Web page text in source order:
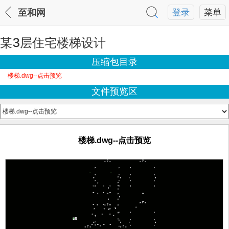
菜单
登录
至和网
某3层住宅楼梯设计
压缩包目录
楼梯.dwg--点击预览
文件预览区
楼梯.dwg--点击预览